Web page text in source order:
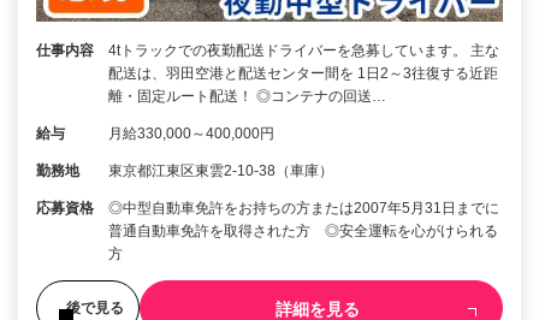
仕事内容
4tトラックでの夜勤配送ドライバーを急募しています。 主な
配送は、羽田空港と配送センター間を 1日2～3往復する近距
離・固定ルート配送！ ◎コンテナの回送…
給与 月給330,000～400,000円
勤務地 東京都江東区東雲2-10-38（車庫）
応募資格
◎中型自動車免許をお持ちの方または2007年5月31日までに
普通自動車免許を取得された方 ◎安全運転を心がけられる
方
後で見る 詳細を見る